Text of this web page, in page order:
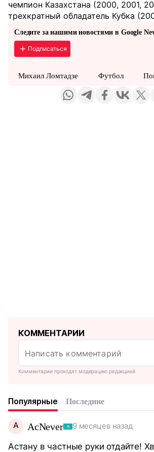
чемпион Казахстана (2000, 2001,
трехкратный обладатель Кубка
Следите за нашими новостями в Google
Подписаться
Михаил Ломтадзе Футбол
КОММЕНТАРИИ
Комментарии проходят модерацию редакцией
Популярные Последние
A AcNever 9 месяцев назад
Астану в частные руки отдайте!